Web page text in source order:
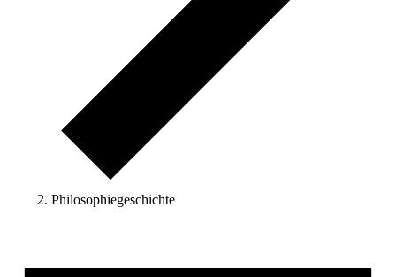
Philosophiegeschichte